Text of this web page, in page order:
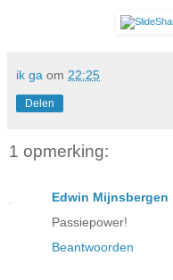
ik ga om 22:25
Delen
1 opmerking:
Edwin Mijnsbergen
Passiepower!
Beantwoorden